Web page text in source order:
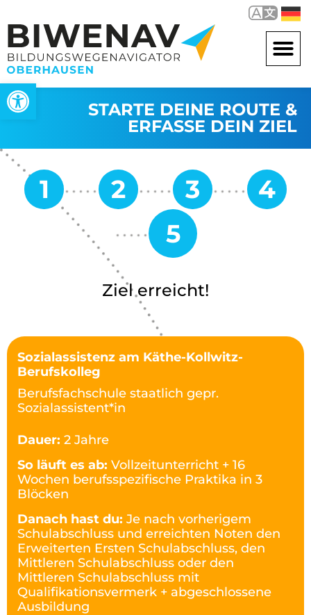
Werkzeugleiste öffnen
STARTE DEINE ROUTE &
ERFASSE DEIN ZIEL
Ziel erreicht!
Sozialassistenz am Käthe-Kollwitz-
Berufskolleg
Berufsfachschule staatlich gepr.
Sozialassistent*in
Dauer: 2 Jahre
So läuft es ab: Vollzeitunterricht + 16
Wochen berufsspezifische Praktika in 3
Blöcken
Danach hast du: Je nach vorherigem
Schulabschluss und erreichten Noten den
Erweiterten Ersten Schulabschluss, den
Mittleren Schulabschluss oder den
Mittleren Schulabschluss mit
Qualifikationsvermerk + abgeschlossene
Ausbildung